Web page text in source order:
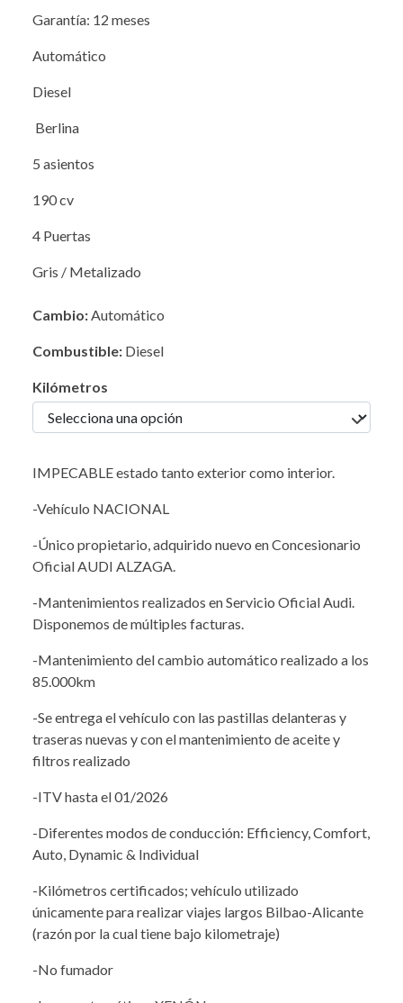
Garantía: 12 meses
Automático
Diesel
Berlina
5 asientos
190 cv
4 Puertas
Gris / Metalizado
Cambio: Automático
Combustible: Diesel
Kilómetros
IMPECABLE estado tanto exterior como interior.
-Vehículo NACIONAL
-Único propietario, adquirido nuevo en Concesionario
Oficial AUDI ALZAGA.
-Mantenimientos realizados en Servicio Oficial Audi.
Disponemos de múltiples facturas.
-Mantenimiento del cambio automático realizado a los
85.000km
-Se entrega el vehículo con las pastillas delanteras y
traseras nuevas y con el mantenimiento de aceite y
filtros realizado
-ITV hasta el 01/2026
-Diferentes modos de conducción: Efficiency, Comfort,
Auto, Dynamic & Individual
-Kilómetros certificados; vehículo utilizado
únicamente para realizar viajes largos Bilbao-Alicante
(razón por la cual tiene bajo kilometraje)
-No fumador